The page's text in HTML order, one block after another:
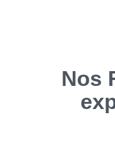
Nos